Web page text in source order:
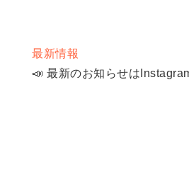
最新情報
📣 最新のお知らせは